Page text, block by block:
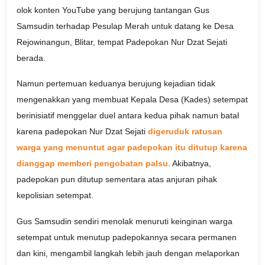
olok konten YouTube yang berujung tantangan Gus
Samsudin terhadap Pesulap Merah untuk datang ke Desa
Rejowinangun, Blitar, tempat Padepokan Nur Dzat Sejati
berada.
Namun pertemuan keduanya berujung kejadian tidak
mengenakkan yang membuat Kepala Desa (Kades) setempat
berinisiatif menggelar duel antara kedua pihak namun batal
karena padepokan Nur Dzat Sejati digeruduk ratusan
warga yang menuntut agar padepokan itu ditutup karena
dianggap memberi pengobatan palsu. Akibatnya,
padepokan pun ditutup sementara atas anjuran pihak
kepolisian setempat.
Gus Samsudin sendiri menolak menuruti keinginan warga
setempat untuk menutup padepokannya secara permanen
dan kini, mengambil langkah lebih jauh dengan melaporkan